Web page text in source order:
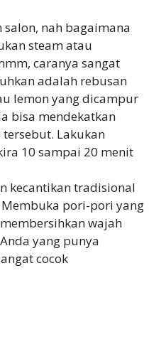
nah bagaimana
steam atau
caranya sangat
adalah rebusan
lemon yang dicampur
bisa mendekatkan
Lakukan
10 sampai 20 menit
kecantikan tradisional
pori-pori yang
wajah
yang punya
cocok